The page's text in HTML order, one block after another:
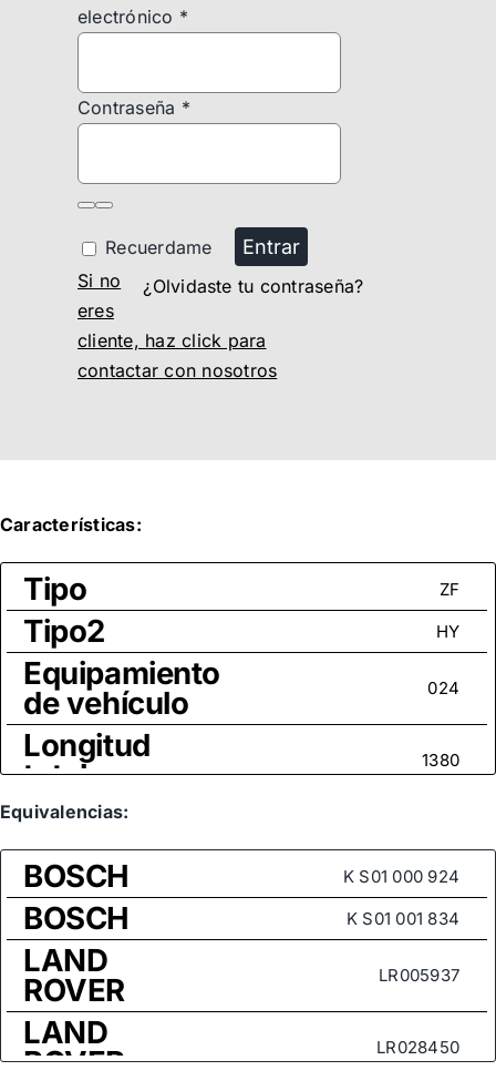
electrónico *
Contraseña *
Recuerdame Entrar
¿Olvidaste tu contraseña?
Si no
eres
cliente, haz click para
contactar con nosotros
Características:
Tipo ZF
Tipo2 HY
Equipamiento
de vehículo 024
Longitud
total 1380
Tamaño
rosca
Medida de
rosca (rótula
axial)
M16x1,5
Equivalencias:
BOSCH K S01 000 924
BOSCH K S01 001 834
LAND
ROVER LR005937
LAND
ROVER LR028450